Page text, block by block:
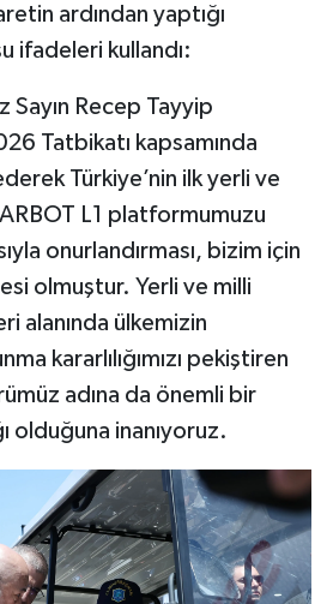
ardından yaptığı
ifadeleri kullandı:
Sayın Recep Tayyip
Tatbikatı kapsamında
Türkiye’nin ilk yerli ve
L1 platformumuzu
onurlandırması, bizim için
olmuştur. Yerli ve milli
alanında ülkemizin
kararlılığımızı pekiştiren
adına da önemli bir
olduğuna inanıyoruz.